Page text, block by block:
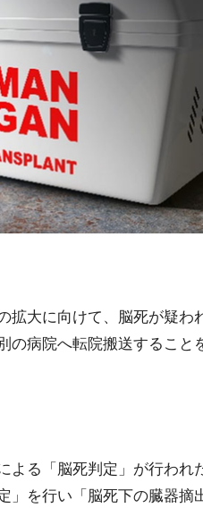
拡大に向けて、脳死が疑わ
の病院へ転院搬送すること
よる「脳死判定」が行われ
」を行い「脳死下の臓器摘